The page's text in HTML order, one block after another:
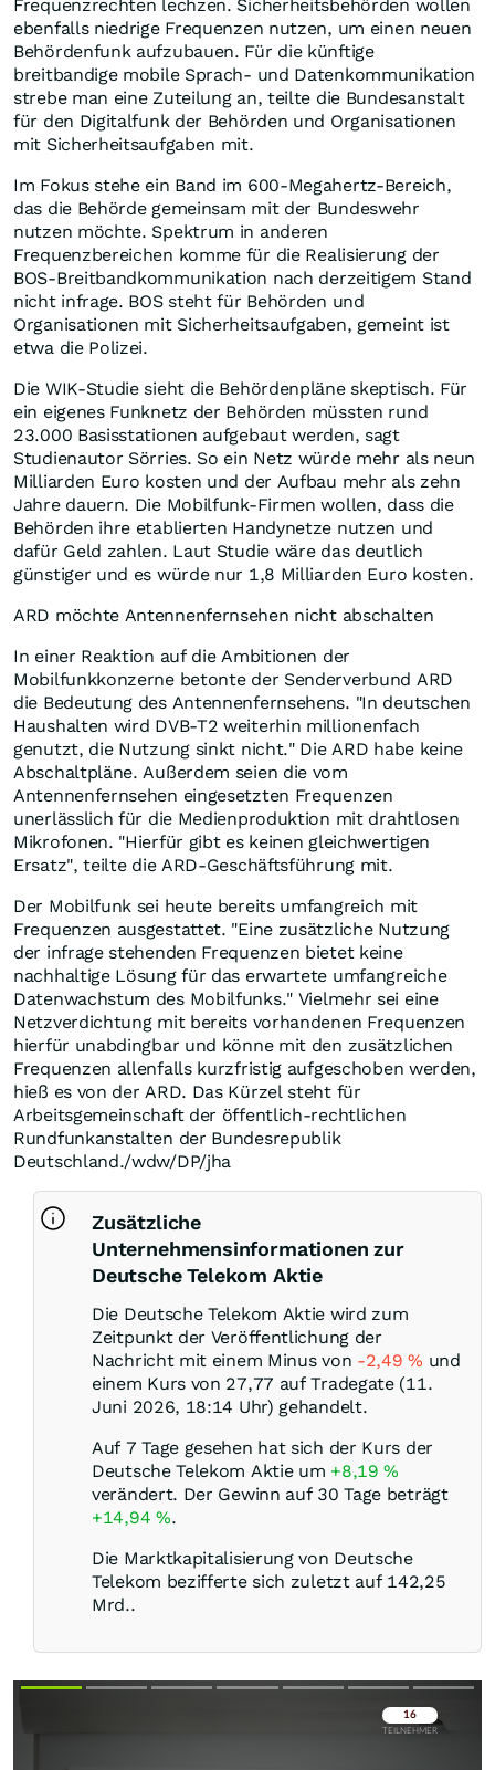
Frequenzrechten lechzen. Sicherheitsbehörden wollen
ebenfalls niedrige Frequenzen nutzen, um einen neuen
Behördenfunk aufzubauen. Für die künftige
breitbandige mobile Sprach- und Datenkommunikation
strebe man eine Zuteilung an, teilte die Bundesanstalt
für den Digitalfunk der Behörden und Organisationen
mit Sicherheitsaufgaben mit.
Im Fokus stehe ein Band im 600-Megahertz-Bereich,
das die Behörde gemeinsam mit der Bundeswehr
nutzen möchte. Spektrum in anderen
Frequenzbereichen komme für die Realisierung der
BOS-Breitbandkommunikation nach derzeitigem Stand
nicht infrage. BOS steht für Behörden und
Organisationen mit Sicherheitsaufgaben, gemeint ist
etwa die Polizei.
Die WIK-Studie sieht die Behördenpläne skeptisch. Für
ein eigenes Funknetz der Behörden müssten rund
23.000 Basisstationen aufgebaut werden, sagt
Studienautor Sörries. So ein Netz würde mehr als neun
Milliarden Euro kosten und der Aufbau mehr als zehn
Jahre dauern. Die Mobilfunk-Firmen wollen, dass die
Behörden ihre etablierten Handynetze nutzen und
dafür Geld zahlen. Laut Studie wäre das deutlich
günstiger und es würde nur 1,8 Milliarden Euro kosten.
ARD möchte Antennenfernsehen nicht abschalten
In einer Reaktion auf die Ambitionen der
Mobilfunkkonzerne betonte der Senderverbund ARD
die Bedeutung des Antennenfernsehens. "In deutschen
Haushalten wird DVB-T2 weiterhin millionenfach
genutzt, die Nutzung sinkt nicht." Die ARD habe keine
Abschaltpläne. Außerdem seien die vom
Antennenfernsehen eingesetzten Frequenzen
unerlässlich für die Medienproduktion mit drahtlosen
Mikrofonen. "Hierfür gibt es keinen gleichwertigen
Ersatz", teilte die ARD-Geschäftsführung mit.
Der Mobilfunk sei heute bereits umfangreich mit
Frequenzen ausgestattet. "Eine zusätzliche Nutzung
der infrage stehenden Frequenzen bietet keine
nachhaltige Lösung für das erwartete umfangreiche
Datenwachstum des Mobilfunks." Vielmehr sei eine
Netzverdichtung mit bereits vorhandenen Frequenzen
hierfür unabdingbar und könne mit den zusätzlichen
Frequenzen allenfalls kurzfristig aufgeschoben werden,
hieß es von der ARD. Das Kürzel steht für
Arbeitsgemeinschaft der öffentlich-rechtlichen
Rundfunkanstalten der Bundesrepublik
Deutschland./wdw/DP/jha
Zusätzliche
Unternehmensinformationen zur
Deutsche Telekom Aktie
Die Deutsche Telekom Aktie wird zum
Zeitpunkt der Veröffentlichung der
Nachricht mit einem Minus von -2,49% und
einem Kurs von 27,77 auf Tradegate (11.
Juni 2026, 18:14 Uhr) gehandelt.
Auf 7 Tage gesehen hat sich der Kurs der
Deutsche Telekom Aktie um +8,19%
verändert. Der Gewinn auf 30 Tage beträgt
+14,94 %.
Die Marktkapitalisierung von Deutsche
Telekom bezifferte sich zuletzt auf 142,25
Mrd..